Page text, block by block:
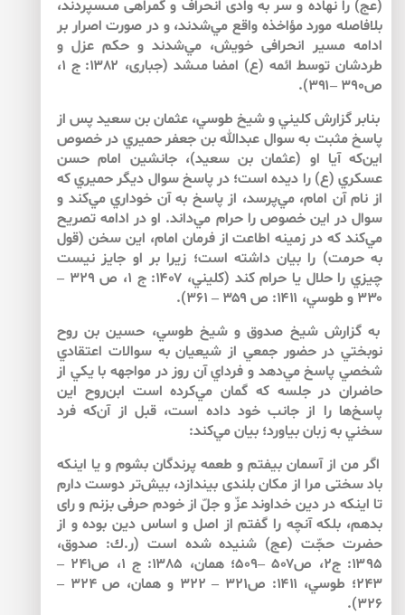
(عج) را نهاده و سر به وادى انحراف و گمراهى مى‏سپردند،
بلافاصله مورد مؤاخذه واقع مي‌شدند، و در صورت اصرار بر
ادامه مسير انحرافى خويش، مي‌شدند و حكم عزل و
طردشان توسط ائمه (ع) امضا مى‏شد (جبارى، ۱۳۸۲: ج ۱،
ص۳۹۰ –۳۹۱).
بنابر گزارش كليني و شيخ طوسي، عثمان بن سعيد پس از
پاسخ مثبت به سوال عبدالله بن جعفر حميري در خصوص
اين‌كه آيا او (عثمان بن سعيد)، جانشين امام حسن
عسكري (ع) را ديده است؛ در پاسخ سوال ديگر حميري كه
از نام آن امام، مي‌پرسد، از پاسخ به آن خوداري مي‌كند و
سوال در اين خصوص را حرام مي‌داند. او در ادامه تصريح
مي‌‌كند كه در زمينه اطاعت از فرمان امام، اين سخن (قول
به حرمت) را بيان داشته است؛ زيرا بر او جايز نيست
چيزي را حلال يا حرام كند (كليني، ۱۴۰۷: ج ۱، ص ۳۲۹ –
۳۳۰ و طوسي، ۱۴۱۱: ص ۳۵۹ – ۳۶۱).
به گزارش شيخ صدوق و شيخ طوسي، حسين بن روح
نوبختي در حضور جمعي از شيعيان به سوالات اعتقادي
شخصي پاسخ مي‌‌دهد و فرداي آن روز در مواجهه با يكي از
حاضران در جلسه كه گمان مي‌‌كرده است ابن‌روح اين
پاسخ‌‌ها را از جانب خود داده است، قبل از آن‌كه فرد
سخني به زبان بياورد؛ بيان مي‌كند:
اگر من از آسمان بيفتم و طعمه پرندگان بشوم و يا اين‏كه
باد سختى مرا از مكان بلندى بيندازد، بيش‌تر دوست دارم
تا اين‏كه در دين خداوند عزّ و جلّ از خودم حرفى بزنم و راى
بدهم، بلكه آنچه را گفتم از اصل و اساس دين بوده و از
حضرت حجّت (عج) شنيده شده است (ر.ك: صدوق،
۱۳۹۵: ج۲، ص۵۰۷ –۵۰۹؛ همان، ۱۳۸۵: ج ۱، ص۲۴۱ –
۲۴۳؛ طوسي، ۱۴۱۱: ص۳۲۱ – ۳۲۲ و همان، ص ۳۲۴ –
۳۲۶).